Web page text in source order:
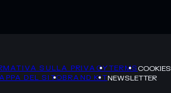
SULLA PRIVACYTERMSCOOKIES
DEL SITOBRAND KITNEWSLETTER